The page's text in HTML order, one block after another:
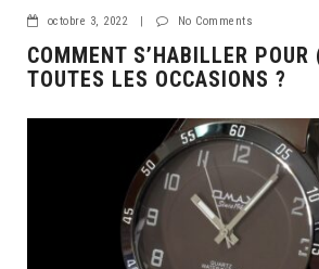
octobre 3, 2022 No Comments
COMMENT S’HABILLER POUR
TOUTES LES OCCASIONS ?